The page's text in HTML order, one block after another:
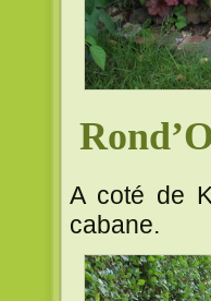
A coté de
cabane.